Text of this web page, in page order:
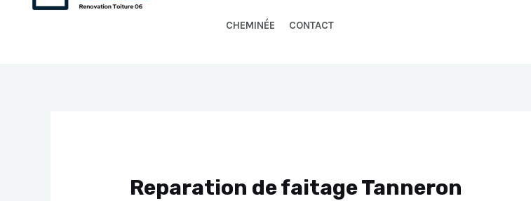
CHEMINÉE CONTACT
Reparation de faitage Tanneron